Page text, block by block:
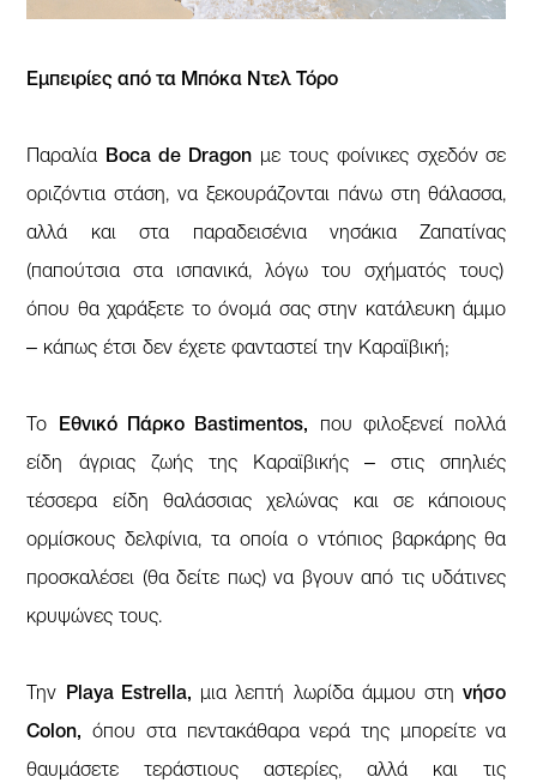
Εμπειρίες από τα Μπόκα Ντελ Τόρο
Παραλία Boca de Dragon με τους φοίνικες σχεδόν σε
οριζόντια στάση, να ξεκουράζονται πάνω στη θάλασσα,
αλλά και στα παραδεισένια νησάκια Ζαπατίνας
(παπούτσια στα ισπανικά, λόγω του σχήματός τους)
όπου θα χαράξετε το όνομά σας στην κατάλευκη άμμο
– κάπως έτσι δεν έχετε φανταστεί την Καραϊβική;
Το Εθνικό Πάρκο Bastimentos, που φιλοξενεί πολλά
είδη άγριας ζωής της Καραϊβικής – στις σπηλιές
τέσσερα είδη θαλάσσιας χελώνας και σε κάποιους
ορμίσκους δελφίνια, τα οποία ο ντόπιος βαρκάρης θα
προσκαλέσει (θα δείτε πως) να βγουν από τις υδάτινες
κρυψώνες τους.
Την Playa Estrella, μια λεπτή λωρίδα άμμου στηνήσο
Colon, όπου στα πεντακάθαρα νερά της μπορείτε να
θαυμάσετε τεράστιους αστερίες, αλλά και τις